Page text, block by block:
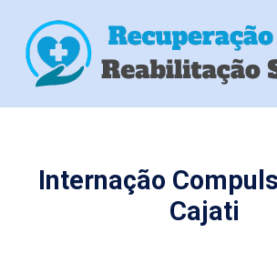
Internação
Cajati